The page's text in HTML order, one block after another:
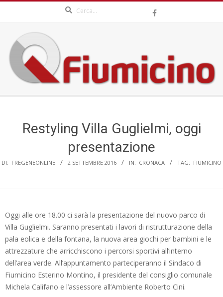
content
QFIUMICINO.COM
Restyling Villa Guglielmi, oggi
presentazione
DI: FREGENEONLINE 2 SETTEMBRE 2016 IN: CRONACA TAG: FIUMICINO
Oggi alle ore 18.00 ci sarà la presentazione del nuovo parco di
Villa Guglielmi. Saranno presentati i lavori di ristrutturazione della
pala eolica e della fontana, la nuova area giochi per bambini e le
attrezzature che arricchiscono i percorsi sportivi all’interno
dell’area verde. All’appuntamento parteciperanno il Sindaco di
Fiumicino Esterino Montino, il presidente del consiglio comunale
Michela Califano e l’assessore all’Ambiente Roberto Cini.